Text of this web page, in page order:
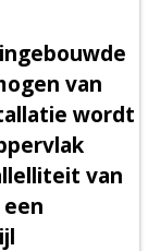
van
wordt
van